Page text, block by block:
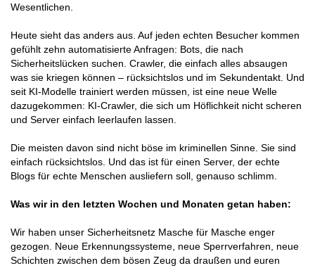
Wesentlichen.
Heute sieht das anders aus. Auf jeden echten Besucher kommen
gefühlt zehn automatisierte Anfragen: Bots, die nach
Sicherheitslücken suchen. Crawler, die einfach alles absaugen
was sie kriegen können – rücksichtslos und im Sekundentakt. Und
seit KI-Modelle trainiert werden müssen, ist eine neue Welle
dazugekommen: KI-Crawler, die sich um Höflichkeit nicht scheren
und Server einfach leerlaufen lassen.
Die meisten davon sind nicht böse im kriminellen Sinne. Sie sind
einfach rücksichtslos. Und das ist für einen Server, der echte
Blogs für echte Menschen ausliefern soll, genauso schlimm.
Was wir in den letzten Wochen und Monaten getan haben:
Wir haben unser Sicherheitsnetz Masche für Masche enger
gezogen. Neue Erkennungssysteme, neue Sperrverfahren, neue
Schichten zwischen dem bösen Zeug da draußen und euren